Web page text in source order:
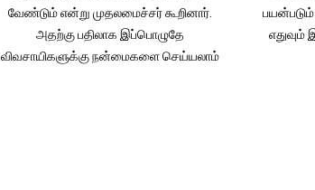
வேண்டும் என்று முதலமைச்சர் கூறினார்.
அதற்கு பதிலாக இப்பொழுதே
விவசாயிகளுக்கு நன்மைகளை செய்யலாம்
பயன்படும்